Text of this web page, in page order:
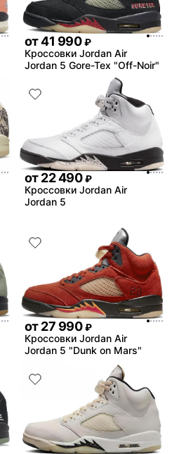
от41 990 ₽
Кроссовки Jordan Air
Jordan 5 Gore-Tex "Off-Noir"
от22 490 ₽
Кроссовки Jordan Air
Jordan 5
от27 990 ₽
Кроссовки Jordan Air
Jordan 5 "Dunk on Mars"